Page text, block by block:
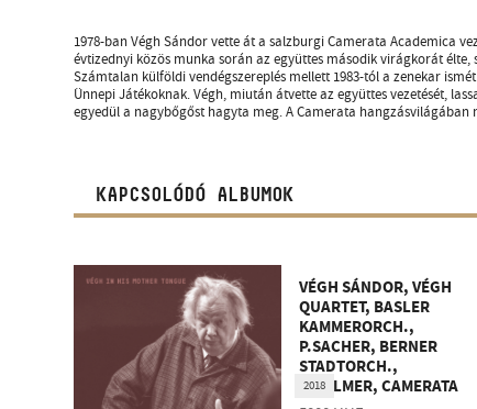
1978-ban Végh Sándor vette át a salzburgi Camerata Academica
évtizednyi közös munka során az együttes második virágkorát
Számtalan külföldi vendégszereplés mellett 1983-tól a zenekar
Ünnepi Játékoknak. Végh, miután átvette az együttes vezetését,
egyedül a nagybőgőst hagyta meg. A Camerata
KAPCSOLÓDÓ ALBUMOK
VÉGH SÁNDOR, VÉGH
QUARTET, BASLER
KAMMERORCH.,
P.SACHER, BERNER
STADTORCH.,
L.BALMER, CAMERATA
2018